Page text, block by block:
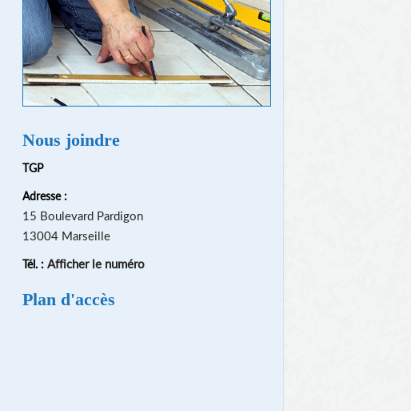
Nous joindre
TGP
Adresse :
15 Boulevard Pardigon
13004 Marseille
Tél. : Afficher le numéro
Plan d'accès